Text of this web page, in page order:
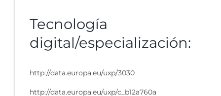
Tecnología
digital/especialización:
http://data.europa.eu/uxp/3030
http://data.europa.eu/uxp/c_b12a760a